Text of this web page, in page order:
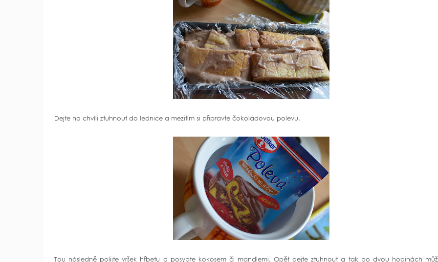
Dejte na chvíli ztuhnout do lednice a mezitím si připravte čokoládovou polevu.
Tou následně polijte vršek hřbetu a posypte kokosem či mandlemi. Opět dejte ztuhnout a tak po dvou hodinách